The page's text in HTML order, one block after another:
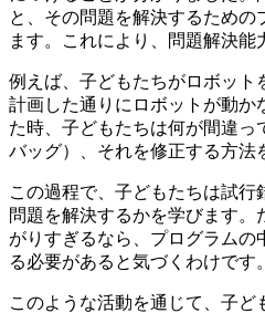
と、その問題を解決するための
ます。これにより、問題解決能
例えば、子どもたちがロボット
計画した通りにロボットが動か
た時、子どもたちは何が間違
バッグ）、それを修正する方法
この過程で、子どもたちは試行
問題を解決するかを学びます。
がりすぎるなら、プログラムの
る必要があると気づくわけです。
このような活動を通じて、子